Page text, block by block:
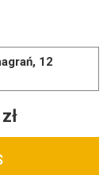
12
zł